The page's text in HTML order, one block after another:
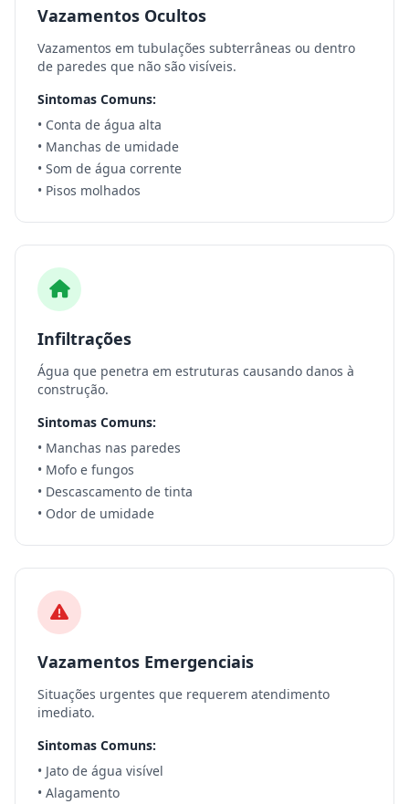
Vazamentos Ocultos
Vazamentos em tubulações subterrâneas ou dentro
de paredes que não são visíveis.
Sintomas Comuns:
• Conta de água alta
• Manchas de umidade
• Som de água corrente
• Pisos molhados
Infiltrações
Água que penetra em estruturas causando danos à
construção.
Sintomas Comuns:
• Manchas nas paredes
• Mofo e fungos
• Descascamento de tinta
• Odor de umidade
Vazamentos Emergenciais
Situações urgentes que requerem atendimento
imediato.
Sintomas Comuns:
• Jato de água visível
• Alagamento